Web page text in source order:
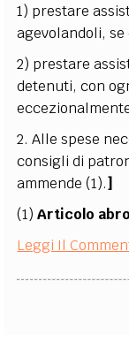
1) prestare
agevolandoli,
2) prestare
detenuti, con
2. Alle spese
consigli di
ammende(1).]
(1)Articolo
Leggi Il